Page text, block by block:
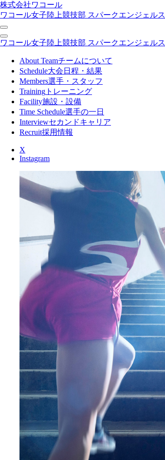
株式会社ワコール
ワコール女子陸上競技部 スパークエンジェルス
ワコール女子陸上競技部 スパークエンジェルス
About Teamチームについて
Schedule大会日程・結果
Members選手・スタッフ
Training トレーニング
Facility施設・設備
Time Schedule選手の一日
Interviewセカンドキャリア
Recruit採用情報
X
Instagram